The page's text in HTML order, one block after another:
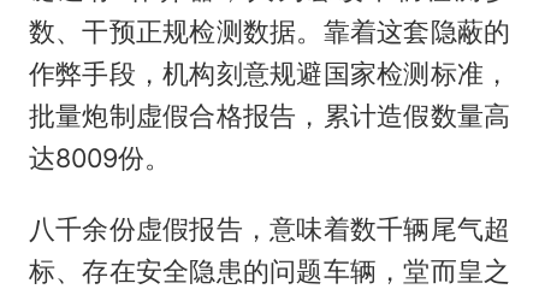
数、干预正规检测数据。靠着这套隐蔽的
作弊手段，机构刻意规避国家检测标准，
批量炮制虚假合格报告，累计造假数量高
达8009份。
八千余份虚假报告，意味着数千辆尾气超
标、存在安全隐患的问题车辆，堂而皇之